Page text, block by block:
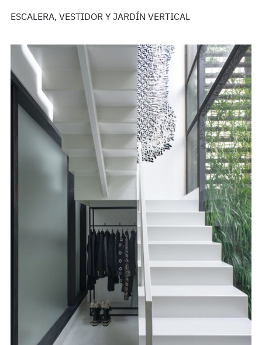
ESCALERA, VESTIDOR Y JARDÍN VERTICAL